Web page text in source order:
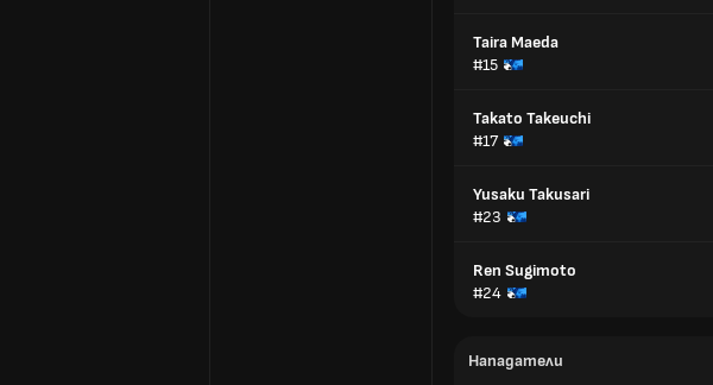
Taira Maeda
#15
Takato Takeuchi
#17
Yusaku Takusari
#23
Ren Sugimoto
#24
Нападатели